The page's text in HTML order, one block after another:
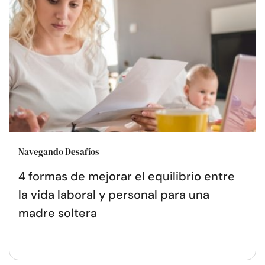
Navegando Desafíos
4 formas de mejorar el equilibrio entre
la vida laboral y personal para una
madre soltera